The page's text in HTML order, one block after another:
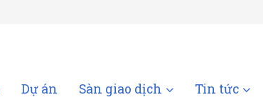
Dự án Sàn giao dịch Tin tức